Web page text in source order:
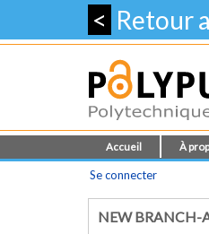
< Retour
Accueil À
Se connecter
NEW BRANCH-